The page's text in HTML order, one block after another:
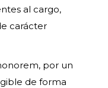
al cargo,
carácter
por un
de forma